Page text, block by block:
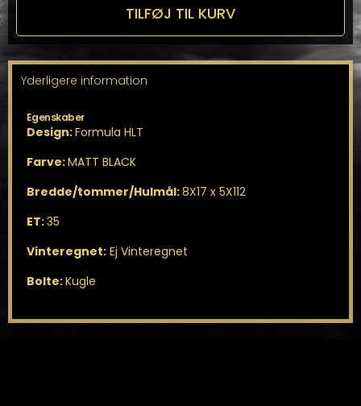
antal
TILFØJ TIL KURV
Yderligere information
Egenskaber
Design:Formula HLT
Farve:MATT BLACK
Bredde/tommer/Hulmål:8X17 x 5X112
ET:35
Vinteregnet:Ej Vinteregnet
Bolte:Kugle